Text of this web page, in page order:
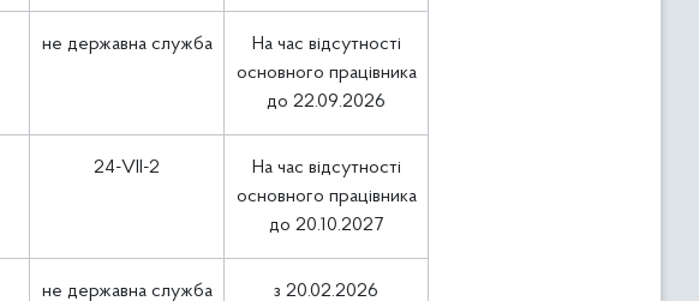
не державна служба
На час відсутності
основного працівника
до 22.09.2026
24-VII-2
На час відсутності
основного працівника
до 20.10.2027
не державна служба з 20.02.2026